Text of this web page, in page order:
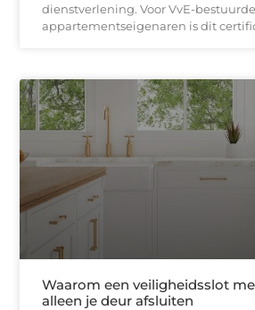
dienstverlening. Voor VvE-
appartementseigenaren is dit
Waarom een veiligheidsslot
alleen je deur afsluiten